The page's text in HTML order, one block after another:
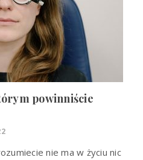
powinniście
nie ma w życiu nic